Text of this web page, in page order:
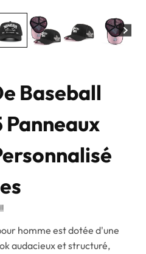
Baseball
homme est dotée d'une
audacieux et structuré,